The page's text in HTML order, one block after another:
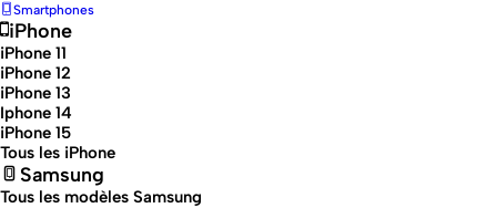
Smartphones
iPhone
iPhone 11
iPhone 12
iPhone 13
Iphone 14
iPhone 15
Tous les iPhone
Samsung
Tous les modèles Samsung
Voici le seul résultat